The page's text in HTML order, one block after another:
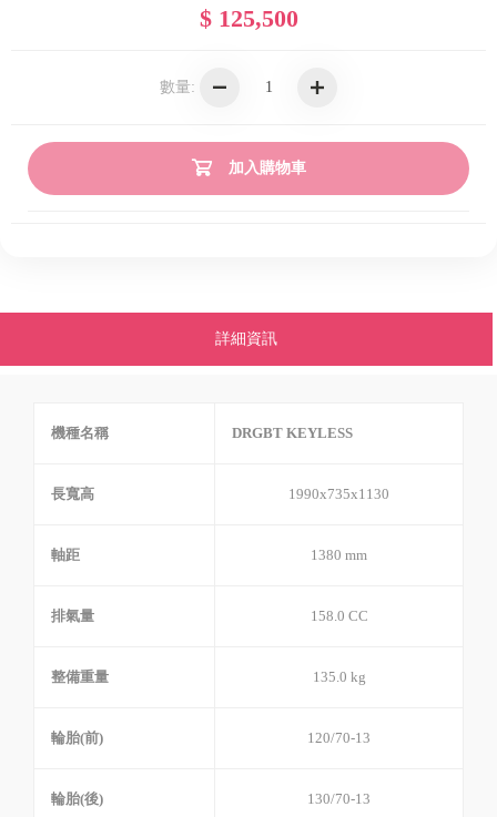
$ 125,500
數量:
加入購物車
詳細資訊
機種名稱 DRGBT KEYLESS
長寬高 1990x735x1130
軸距 1380 mm
排氣量 158.0 CC
整備重量 135.0 kg
輪胎(前) 120/70-13
輪胎(後) 130/70-13